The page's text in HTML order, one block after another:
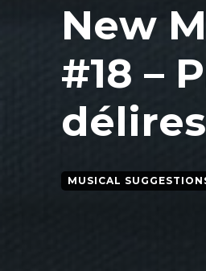
New
#18 –
MUSICAL